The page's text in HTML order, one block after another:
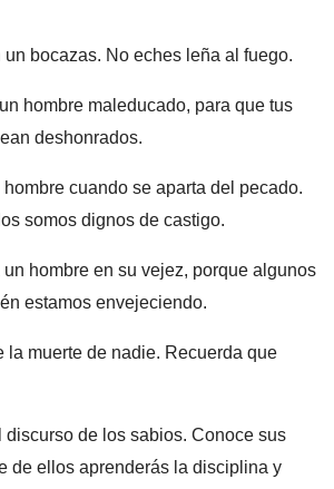
un bocazas. No eches leña al fuego.
hombre maleducado, para que tus
deshonrados.
cuando se aparta del pecado.
somos dignos de castigo.
un hombre en su vejez, porque algunos
estamos envejeciendo.
la muerte de nadie. Recuerda que
discurso de los sabios. Conoce sus
de ellos aprenderás la disciplina y